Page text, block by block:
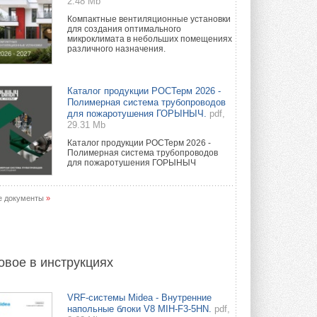
Компактные вентиляционные установки
для создания оптимального
микроклимата в небольших помещениях
различного назначения.
Каталог продукции РОСТерм 2026 -
Полимерная система трубопроводов
для пожаротушения ГОРЫНЫЧ.
pdf,
29.31 Mb
Каталог продукции РОСТерм 2026 -
Полимерная система трубопроводов
для пожаротушения ГОРЫНЫЧ
документы »
в инструкциях
VRF-системы Midea - Внутренние
напольные блоки V8 MIH-F3-5HN. pdf,